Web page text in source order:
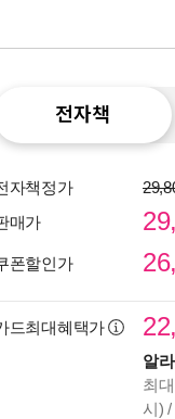
전자책
자책정가
매가
폰할인가
드최대혜택가
알
최
시)